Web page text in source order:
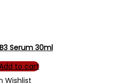
Serum 30ml
to cart
Wishlist